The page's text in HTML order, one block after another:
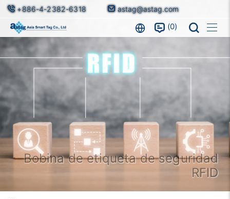
+886-4-2382-6318 astag@astag.com
0
Bobina de etiqueta de seguridad
RFID